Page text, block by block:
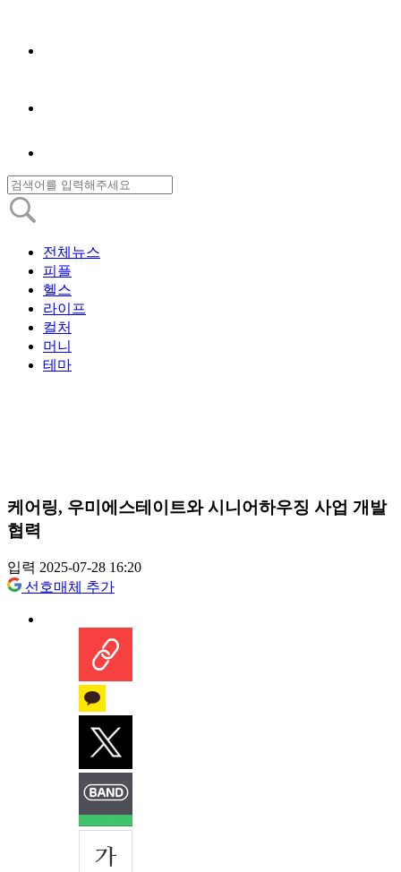
전체뉴스
피플
헬스
라이프
컬처
머니
테마
케어링, 우미에스테이트와 시니어하우징 사업 개발
협력
입력 2025-07-28 16:20
선호매체 추가